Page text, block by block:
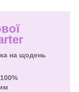
на щодень